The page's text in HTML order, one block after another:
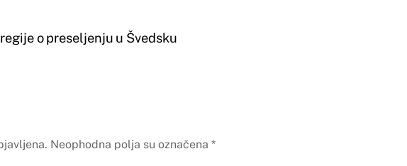
o preseljenju u Švedsku
Neophodna polja su označena *